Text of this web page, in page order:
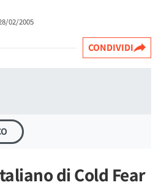
02/2005
CONDIVIDI
di Cold Fear